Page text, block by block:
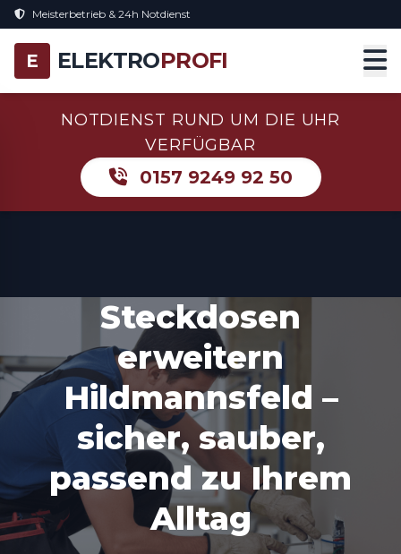
Meisterbetrieb & 24h Notdienst
E ELEKTROPROFI
NOTDIENST RUND UM DIE UHR
VERFÜGBAR
0157 9249 92 50
Steckdosen
erweitern
Hildmannsfeld –
sicher, sauber,
passend zu Ihrem
Alltag